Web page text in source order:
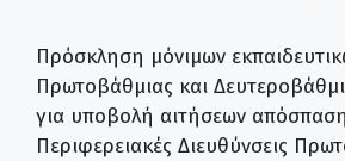
Πρόσκληση μόνιμων
Πρωτοβάθμιας και
για υποβολή αιτήσεων
Περιφερειακές Διευθύνσεις